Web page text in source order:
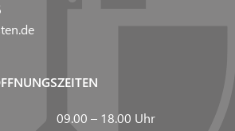
09.00 – 18.00 Uhr